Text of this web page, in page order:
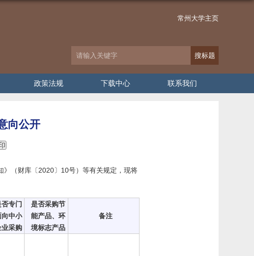
常州大学主页
政策法规 下载中心 联系我们
向公开
》（财库〔2020〕10号）等有关规定，现将
否专门
向中小
业采购
是否采购节
能产品、环
境标志产品
备注